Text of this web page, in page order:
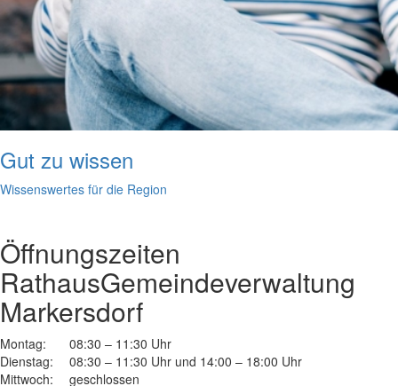
Gut zu wissen
Wissenswertes für die Region
Öffnungszeiten
RathausGemeindeverwaltung
Markersdorf
Montag:
08:30 – 11:30 Uhr
Dienstag:
08:30 – 11:30 Uhr und 14:00 – 18:00 Uhr
Mittwoch:
geschlossen